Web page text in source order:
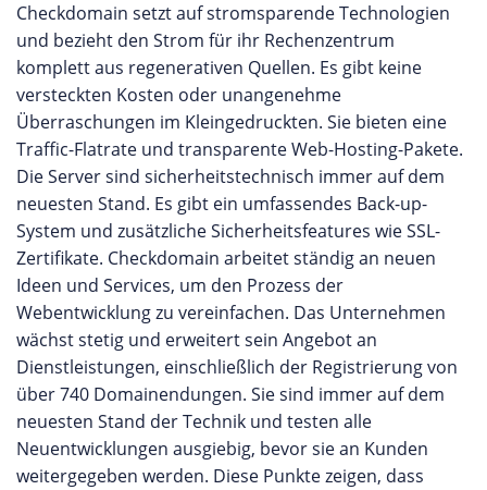
Checkdomain setzt auf stromsparende Technologien
und bezieht den Strom für ihr Rechenzentrum
komplett aus regenerativen Quellen. Es gibt keine
versteckten Kosten oder unangenehme
Überraschungen im Kleingedruckten. Sie bieten eine
Traffic-Flatrate und transparente Web-Hosting-Pakete.
Die Server sind sicherheitstechnisch immer auf dem
neuesten Stand. Es gibt ein umfassendes Back-up-
System und zusätzliche Sicherheitsfeatures wie SSL-
Zertifikate. Checkdomain arbeitet ständig an neuen
Ideen und Services, um den Prozess der
Webentwicklung zu vereinfachen. Das Unternehmen
wächst stetig und erweitert sein Angebot an
Dienstleistungen, einschließlich der Registrierung von
über 740 Domainendungen. Sie sind immer auf dem
neuesten Stand der Technik und testen alle
Neuentwicklungen ausgiebig, bevor sie an Kunden
weitergegeben werden. Diese Punkte zeigen, dass